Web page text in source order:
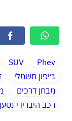
Phev
SUV
ג׳יפון חשמלי
מבחן דרכים
רכב היברידי נטען